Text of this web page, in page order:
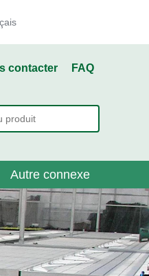
contacter FAQ
Autre connexe